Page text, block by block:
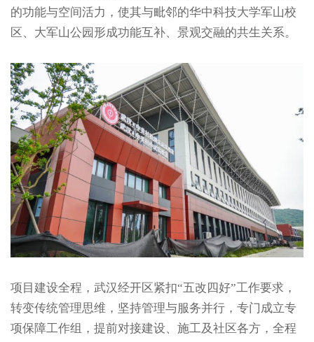
的功能与空间活力，使其与毗邻的华中科技大学军山校
区、大军山公园形成功能互补、景观交融的共生关系。
项目建设全程，武汉经开区紧扣“五改四好”工作要求，
转变传统管理思维，坚持管理与服务并行，专门成立专
项保障工作组，提前对接建设、施工及社区各方，全程